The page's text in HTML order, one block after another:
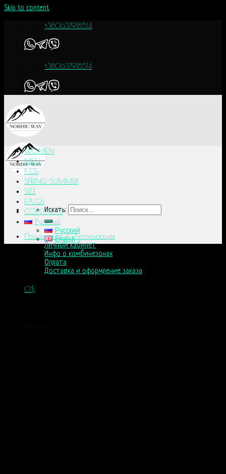
Skip to content
+380637918514
+380637918514
Искать:
Поддержка / Авторизация
Личный кабинет
Инфо о комбинезонах
Оплата
Доставка и оформление заказа
0$
WOMEN
MEN
KIDS
SPRING-SUMMER
SIZE
F.A.Q.s
CONTACTS
Русский
Русский
English